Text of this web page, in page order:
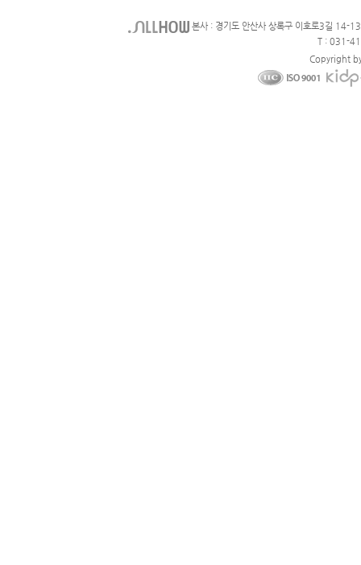
본사 : 경기도 안산사 상록구 이호로3길 14-
T : 031-
Copyright